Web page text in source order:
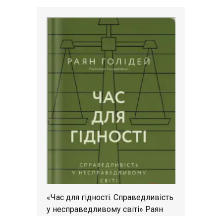
«Час для гідності. Справедливість
у несправедливому світі» Раян